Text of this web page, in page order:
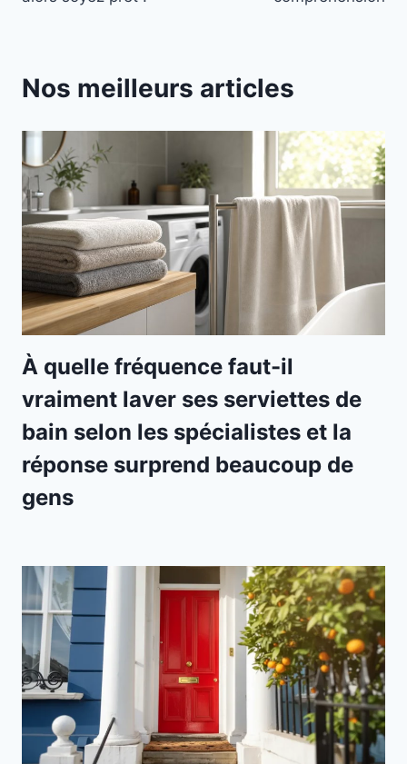
Nos meilleurs articles
À quelle fréquence faut-il
vraiment laver ses serviettes de
bain selon les spécialistes et la
réponse surprend beaucoup de
gens